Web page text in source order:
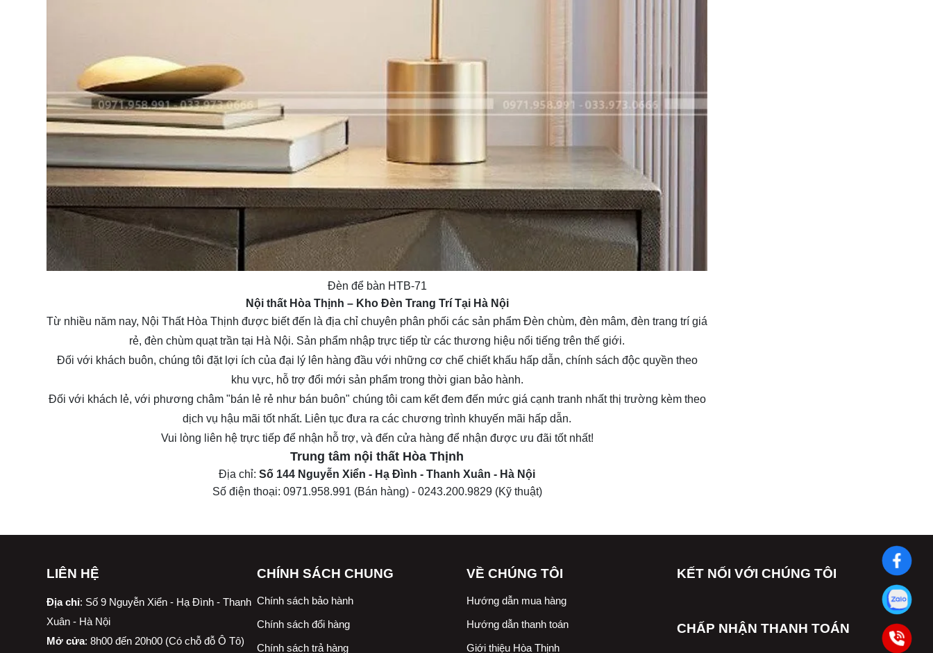
Đèn để bàn HTB-71
Nội thất Hòa Thịnh – Kho Đèn Trang Trí Tại Hà Nội
Từ nhiều năm nay, Nội Thất Hòa Thịnh được biết đến là địa chỉ chuyên phân phối các sản phẩm Đèn chùm, đèn mâm, đèn trang trí giá
rẻ, đèn chùm quạt trần tại Hà Nội. Sản phẩm nhập trực tiếp từ các thương hiệu nổi tiếng trên thế giới.
Đối với khách buôn, chúng tôi đặt lợi ích của đại lý lên hàng đầu với những cơ chế chiết khấu hấp dẫn, chính sách độc quyền theo
khu vực, hỗ trợ đổi mới sản phẩm trong thời gian bảo hành.
Đối với khách lẻ, với phương châm "bán lẻ rẻ như bán buôn" chúng tôi cam kết đem đến mức giá cạnh tranh nhất thị trường kèm theo
dịch vụ hậu mãi tốt nhất. Liên tục đưa ra các chương trình khuyến mãi hấp dẫn.
Vui lòng liên hệ trực tiếp để nhận hỗ trợ, và đến cửa hàng để nhận được ưu đãi tốt nhất!
Trung tâm nội thất Hòa Thịnh
Địa chỉ: Số 144 Nguyễn Xiển - Hạ Đình - Thanh Xuân - Hà Nội
Số điện thoại: 0971.958.991 (Bán hàng) - 0243.200.9829 (Kỹ thuật)
LIÊN HỆ
Địa chỉ: Số 9 Nguyễn Xiển - Hạ Đình - Thanh
Xuân - Hà Nội
Mở cửa: 8h00 đến 20h00 (Có chỗ đỗ Ô Tô)
CHÍNH SÁCH CHUNG
Chính sách bảo hành
Chính sách đổi hàng
Chính sách trả hàng
VỀ CHÚNG TÔI
Hướng dẫn mua hàng
Hướng dẫn thanh toán
Giới thiệu Hòa Thịnh
KẾT NỐI VỚI CHÚNG TÔI
CHẤP NHẬN THANH TOÁN